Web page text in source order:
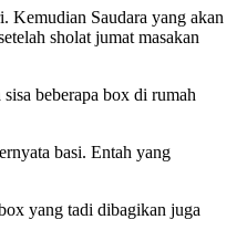
Kemudian Saudara yang akan
sholat jumat masakan
beberapa box di rumah
basi. Entah yang
yang tadi dibagikan juga